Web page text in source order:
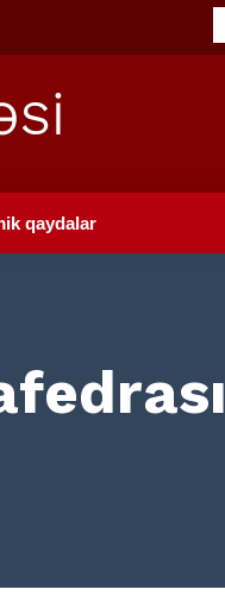
qaydalar